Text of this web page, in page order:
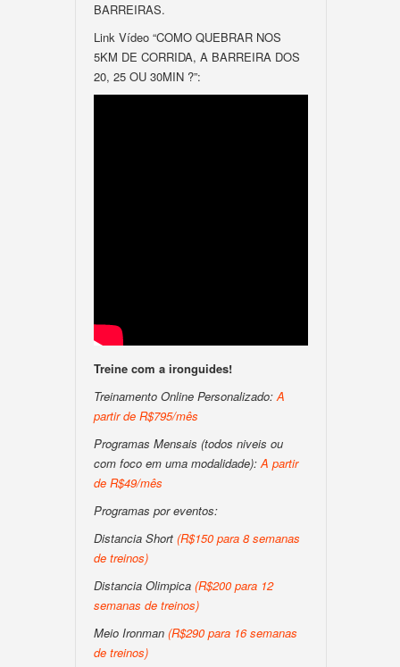
BARREIRAS.
Link Vídeo “COMO QUEBRAR NOS
5KM DE CORRIDA, A BARREIRA DOS
20, 25 OU 30MIN ?”:
Treine com a ironguides!
Treinamento Online Personalizado:A
partir de R$795/mês
Programas Mensais (todos niveis ou
com foco em uma modalidade):A partir
de R$49/mês
Programas por eventos:
Distancia Short (R$150 para 8 semanas
de treinos)
Distancia Olimpica (R$200 para 12
semanas de treinos)
Meio Ironman (R$290 para 16 semanas
de treinos)